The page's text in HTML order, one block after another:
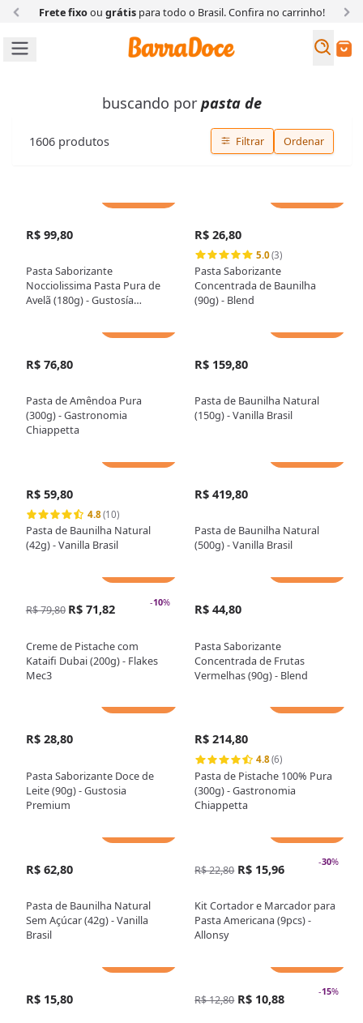
Frete fixoou grátispara todo o Brasil. Confira no carrinho!
Buscar
buscando porpasta de
1606 produtos Filtrar Ordenar
R$ 99,80
Pasta Saborizante
Nocciolissima Pasta Pura de
Avelã (180g) - Gustosía
R$ 26,80
5.0(3)
Pasta Saborizante
Concentrada de Baunilha
(90g) - Blend
R$ 76,80
Pasta de Amêndoa Pura
(300g) - Gastronomia
Chiappetta
R$ 159,80
Pasta de Baunilha Natural
(150g) - Vanilla Brasil
R$ 59,80
4.8(10)
Pasta de Baunilha Natural
(42g) - Vanilla Brasil
R$ 419,80
Pasta de Baunilha Natural
(500g) - Vanilla Brasil
-10%
R$ 79,80 R$ 71,82
Creme de Pistache com
Kataifi Dubai (200g) - Flakes
Mec3
R$ 44,80
Pasta Saborizante
Concentrada de Frutas
Vermelhas (90g) - Blend
R$ 28,80
Pasta Saborizante Doce de
Leite (90g) - Gustosia
Premium
R$ 214,80
4.8(6)
Pasta de Pistache 100% Pura
(300g) - Gastronomia
Chiappetta
R$ 62,80
Pasta de Baunilha Natural
Sem Açúcar (42g) - Vanilla
Brasil
-30%
R$ 22,80 R$ 15,96
Kit Cortador e Marcador para
Pasta Americana (9pcs) -
Allonsy
R$ 15,80 -15%
R$ 12,80 R$ 10,88